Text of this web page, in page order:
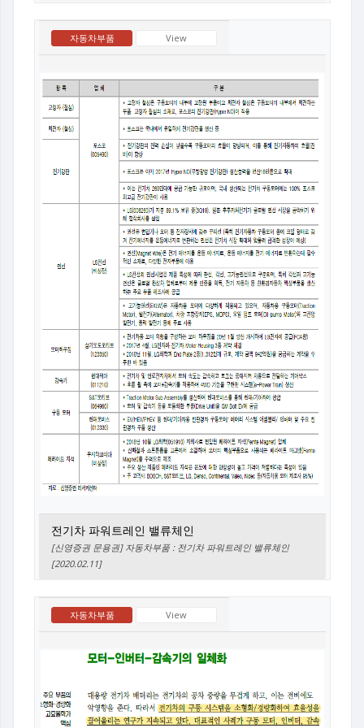
자동차부품 View
전기차 파워트레인 밸류체인
[신영증권 문용권] 자동차부품 : 전기차 파워트레인 밸류체인
[2020.02.11]
자동차부품 View